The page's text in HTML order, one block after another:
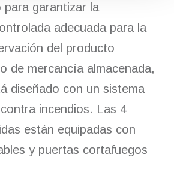
para garantizar la
adecuada para la
del producto
de mercancía almacenada,
diseñado con un sistema
incendios. Las 4
están equipadas con
y puertas cortafuegos